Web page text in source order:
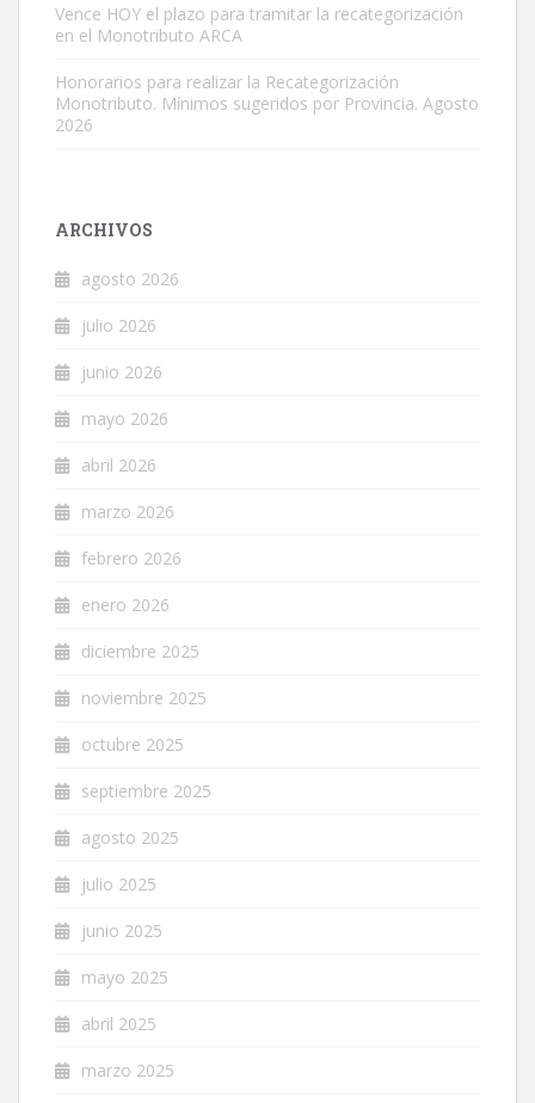
Vence HOY el plazo para tramitar la recategorización
en el Monotributo ARCA
Honorarios para realizar la Recategorización
Monotributo. Mínimos sugeridos por Provincia. Agosto
2026
ARCHIVOS
agosto 2026
julio 2026
junio 2026
mayo 2026
abril 2026
marzo 2026
febrero 2026
enero 2026
diciembre 2025
noviembre 2025
octubre 2025
septiembre 2025
agosto 2025
julio 2025
junio 2025
mayo 2025
abril 2025
marzo 2025